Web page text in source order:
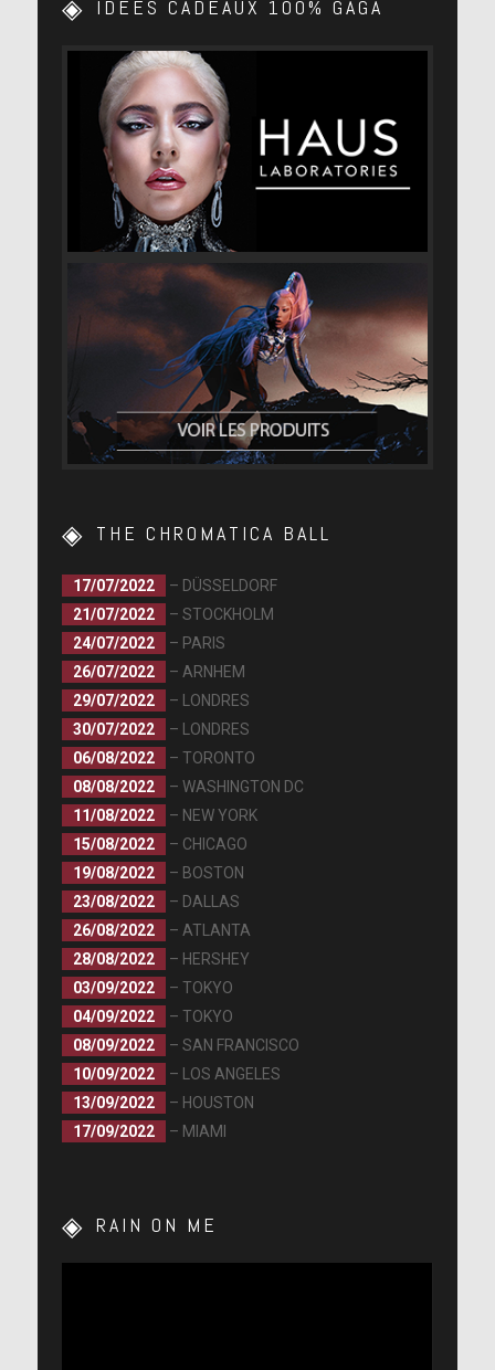
IDEES CADEAUX 100% GAGA
THE CHROMATICA BALL
17/07/2022
– DÜSSELDORF
21/07/2022
– STOCKHOLM
24/07/2022
– PARIS
26/07/2022
– ARNHEM
29/07/2022
– LONDRES
30/07/2022
– LONDRES
06/08/2022
– TORONTO
08/08/2022
– WASHINGTON DC
11/08/2022
– NEW YORK
15/08/2022
– CHICAGO
19/08/2022
– BOSTON
23/08/2022
– DALLAS
26/08/2022
– ATLANTA
28/08/2022
– HERSHEY
03/09/2022
– TOKYO
04/09/2022
– TOKYO
08/09/2022
– SAN FRANCISCO
10/09/2022
– LOS ANGELES
13/09/2022
– HOUSTON
17/09/2022
– MIAMI
RAIN ON ME